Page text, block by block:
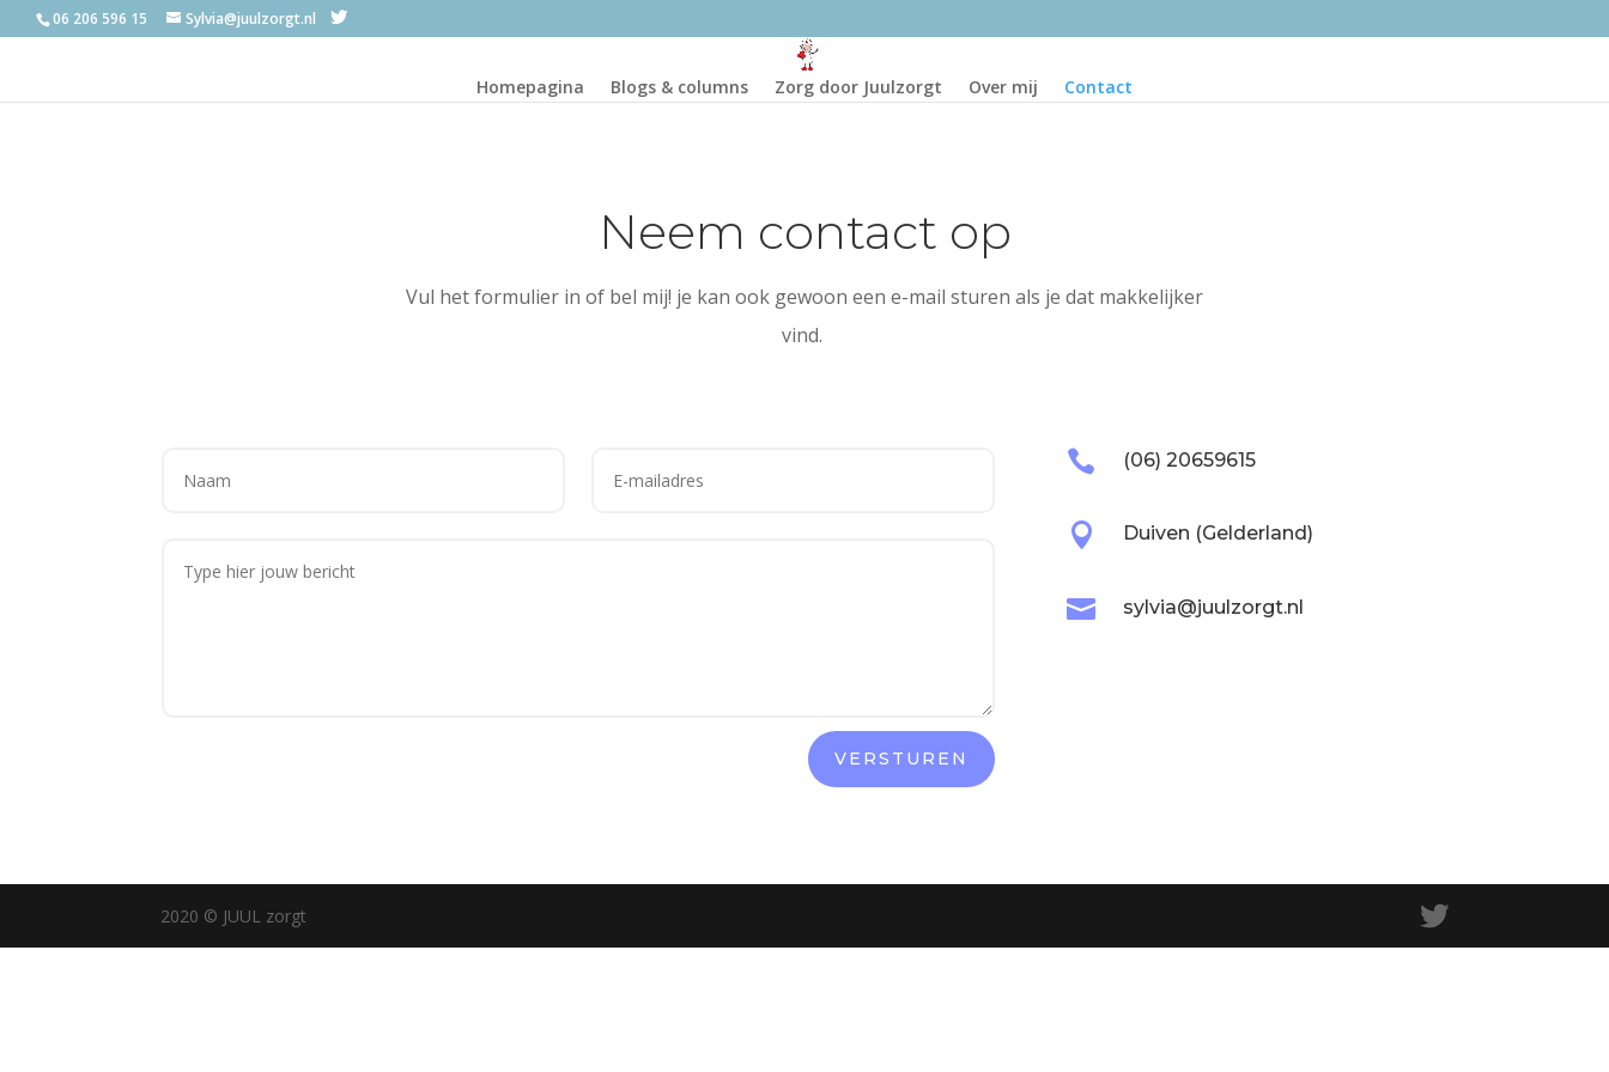
06 206 596 15 Sylvia@juulzorgt.nl
Homepagina Blogs & columns Zorg door Juulzorgt Over mij Contact
Neem contact op
Vul het formulier in of bel mij! je kan ook gewoon een e-mail sturen als je dat makkelijker
vind.
VERSTUREN
 (06) 20659615
 Duiven (Gelderland)
 sylvia@juulzorgt.nl
2020 © JUUL zorgt